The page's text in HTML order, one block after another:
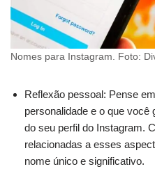
Nomes para Instagram. Foto:
Reflexão pessoal: Pense
personalidade e o que você
do seu perfil do Instagram.
relacionadas a esses
nome único e significativo.